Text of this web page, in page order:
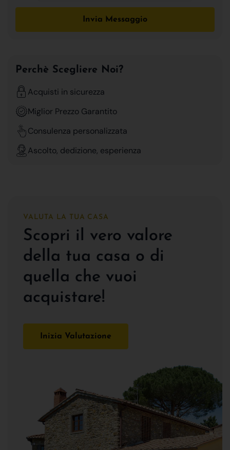
Invia Messaggio
Perchè Scegliere Noi?
Acquisti in sicurezza
Miglior Prezzo Garantito
Consulenza personalizzata
Ascolto, dedizione, esperienza
VALUTA LA TUA CASA
Scopri il vero valore
della tua casa o di
quella che vuoi
acquistare!
Inizia Valutazione